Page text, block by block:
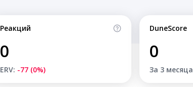
Реакций
0
ERV: -77 (0%)
DuneScore
0
За 3